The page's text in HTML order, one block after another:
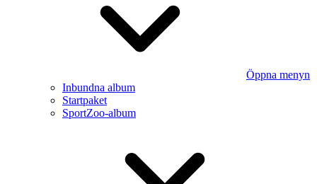
Öppna menyn
Inbundna album
Startpaket
SportZoo-album